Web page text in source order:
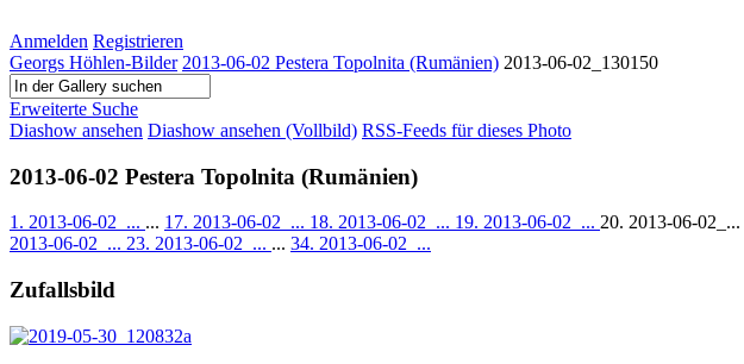
Anmelden Registrieren
Georgs Höhlen-Bilder 2013-06-02 Pestera Topolnita (Rumänien) 2013-06-02_130150
Erweiterte Suche
Diashow ansehen Diashow ansehen (Vollbild) RSS-Feeds für dieses Photo
2013-06-02 Pestera Topolnita (Rumänien)
1. 2013-06-02_... ... 17. 2013-06-02_... 18. 2013-06-02_... 19. 2013-06-02_... 20. 2013-06-02_...
2013-06-02_... 23. 2013-06-02_... ... 34. 2013-06-02_...
Zufallsbild